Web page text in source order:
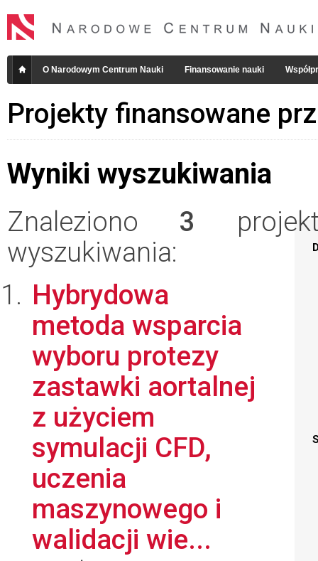
O Narodowym Centrum Nauki Finansowanie nauki
Projekty finansowane
Wyniki wyszukiwania
Znaleziono 3
wyszukiwania:
Hybrydowa
metoda wsparcia
wyboru protezy
zastawki aortalnej
z użyciem
symulacji CFD,
uczenia
maszynowego i
walidacji wie...